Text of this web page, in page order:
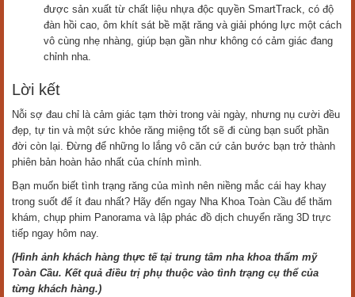
được sản xuất từ chất liệu nhựa độc quyền SmartTrack, có độ
đàn hồi cao, ôm khít sát bề mặt răng và giải phóng lực một cách
vô cùng nhẹ nhàng, giúp bạn gần như không có cảm giác đang
chỉnh nha.
Lời kết
Nỗi sợ đau chỉ là cảm giác tạm thời trong vài ngày, nhưng nụ cười đều
đẹp, tự tin và một sức khỏe răng miệng tốt sẽ đi cùng bạn suốt phần
đời còn lại. Đừng để những lo lắng vô căn cứ cản bước bạn trở thành
phiên bản hoàn hảo nhất của chính mình.
Bạn muốn biết tình trạng răng của mình nên niềng mắc cái hay khay
trong suốt để ít đau nhất? Hãy đến ngay Nha Khoa Toàn Cầu để thăm
khám, chụp phim Panorama và lập phác đồ dịch chuyển răng 3D trực
tiếp ngay hôm nay.
(Hình ảnh khách hàng thực tế tại trung tâm nha khoa thẩm mỹ
Toàn Cầu. Kết quả điều trị phụ thuộc vào tình trạng cụ thể của
từng khách hàng.)